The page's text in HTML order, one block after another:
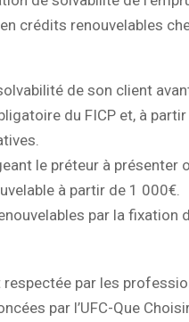
crédits renouvelables
de son client
du FICP et, à
le préteur à présenter
à partir de 1 000€.
par la fixation
par les
par l’UFC-Que